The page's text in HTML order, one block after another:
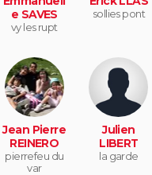
e SAVES
vy les rupt
sollies pont
Jean Pierre
REINERO
pierrefeu du
var
Julien
LIBERT
la garde